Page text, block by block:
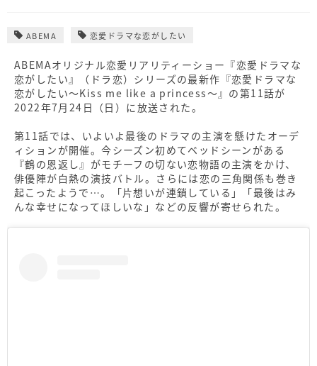
ABEMA 恋愛ドラマな恋がしたい
ABEMAオリジナル恋愛リアリティーショー『恋愛ドラマな
恋がしたい』（ドラ恋）シリーズの最新作『恋愛ドラマな
恋がしたい～Kiss me like a princess～』の第11話が
2022年7月24日（日）に放送された。
第11話では、いよいよ最後のドラマの主演を懸けたオーデ
ィションが開催。今シーズン初めてベッドシーンがある
『鶴の恩返し』がモチーフの切ない恋物語の主演をかけ、
俳優陣が白熱の演技バトル。さらには恋の三角関係も巻き
起こったようで…。「片想いが連鎖している」「最後はみ
んな幸せになってほしいな」などの反響が寄せられた。